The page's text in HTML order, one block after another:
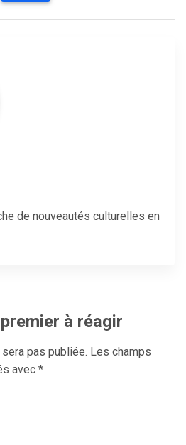
de nouveautés culturelles en
à réagir
pas publiée. Les champs
avec *